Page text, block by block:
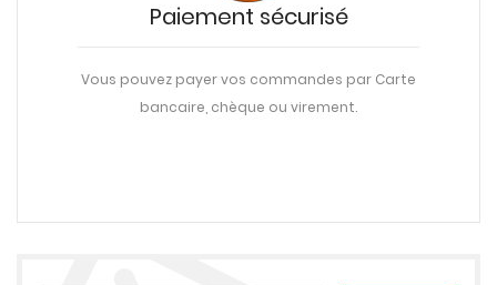
Paiement sécurisé
Vous pouvez payer vos commandes par Carte
bancaire, chèque ou virement.